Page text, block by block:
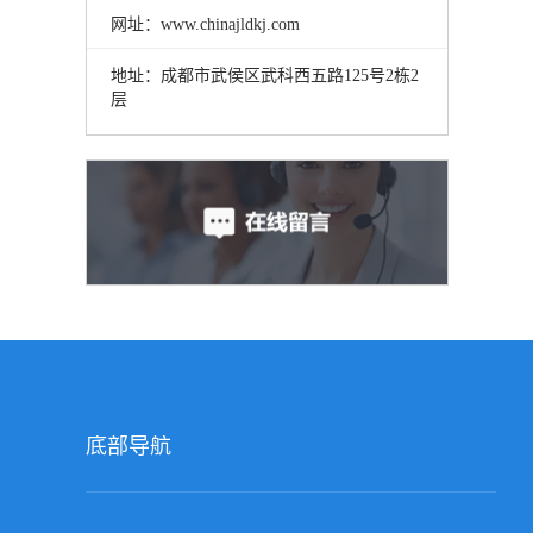
网址：www.chinajldkj.com
地址：成都市武侯区武科西五路125号2栋2
层
底部导航